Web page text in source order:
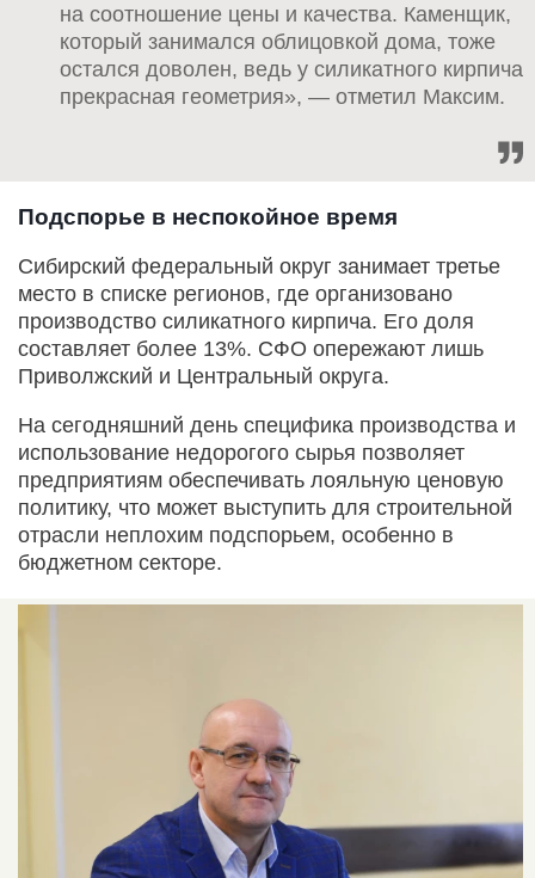
на соотношение цены и качества. Каменщик,
который занимался облицовкой дома, тоже
остался доволен, ведь у силикатного кирпича
прекрасная геометрия», — отметил Максим.
Подспорье в неспокойное время
Сибирский федеральный округ занимает третье
место в списке регионов, где организовано
производство силикатного кирпича. Его доля
составляет более 13%. СФО опережают лишь
Приволжский и Центральный округа.
На сегодняшний день специфика производства и
использование недорогого сырья позволяет
предприятиям обеспечивать лояльную ценовую
политику, что может выступить для строительной
отрасли неплохим подспорьем, особенно в
бюджетном секторе.